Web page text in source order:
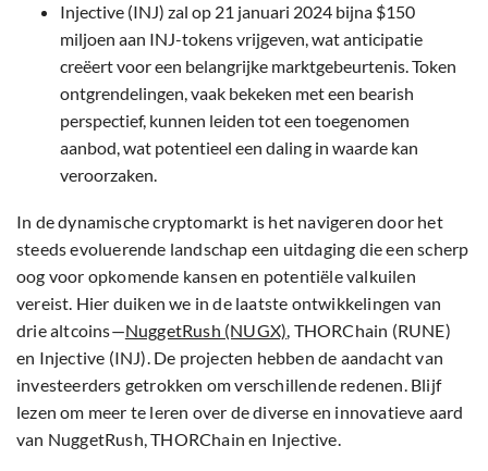
Injective (INJ) zal op 21 januari 2024 bijna $150
miljoen aan INJ-tokens vrijgeven, wat anticipatie
creëert voor een belangrijke marktgebeurtenis. Token
ontgrendelingen, vaak bekeken met een bearish
perspectief, kunnen leiden tot een toegenomen
aanbod, wat potentieel een daling in waarde kan
veroorzaken.
In de dynamische cryptomarkt is het navigeren door het
steeds evoluerende landschap een uitdaging die een scherp
oog voor opkomende kansen en potentiële valkuilen
vereist. Hier duiken we in de laatste ontwikkelingen van
drie altcoins—NuggetRush (NUGX), THORChain (RUNE)
en Injective (INJ). De projecten hebben de aandacht van
investeerders getrokken om verschillende redenen. Blijf
lezen om meer te leren over de diverse en innovatieve aard
van NuggetRush, THORChain en Injective.